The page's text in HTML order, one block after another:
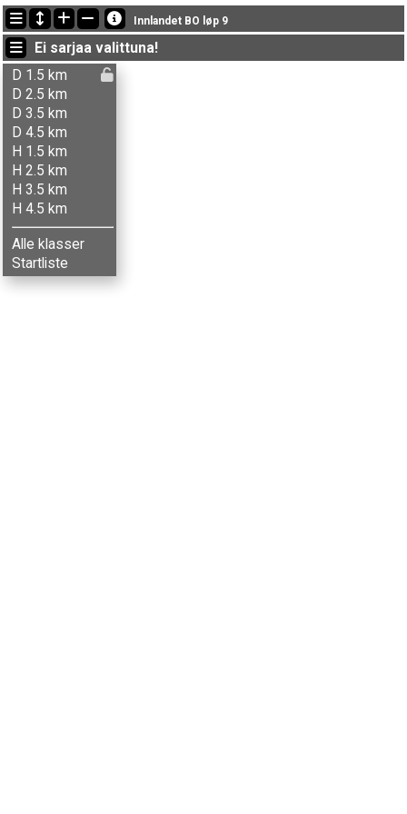
Viimeisimmät tulokset
19:27:29: Knut O. Strætkvern (Herrer 2.5 km) maalissa ajalla * (1)
19:12:27: Odin H. Vollum (Herrer 3.5 km
19:10:07: Bård Bjøntegaard (Herrer 3.5 km) got new status: hyl.
Innlandet BO løp 9
Ei sarjaa valittuna!
D 1.5 km
D 2.5 km
D 3.5 km
D 4.5 km
H 1.5 km
H 2.5 km
H 3.5 km
H 4.5 km
Alle klasser
Startliste